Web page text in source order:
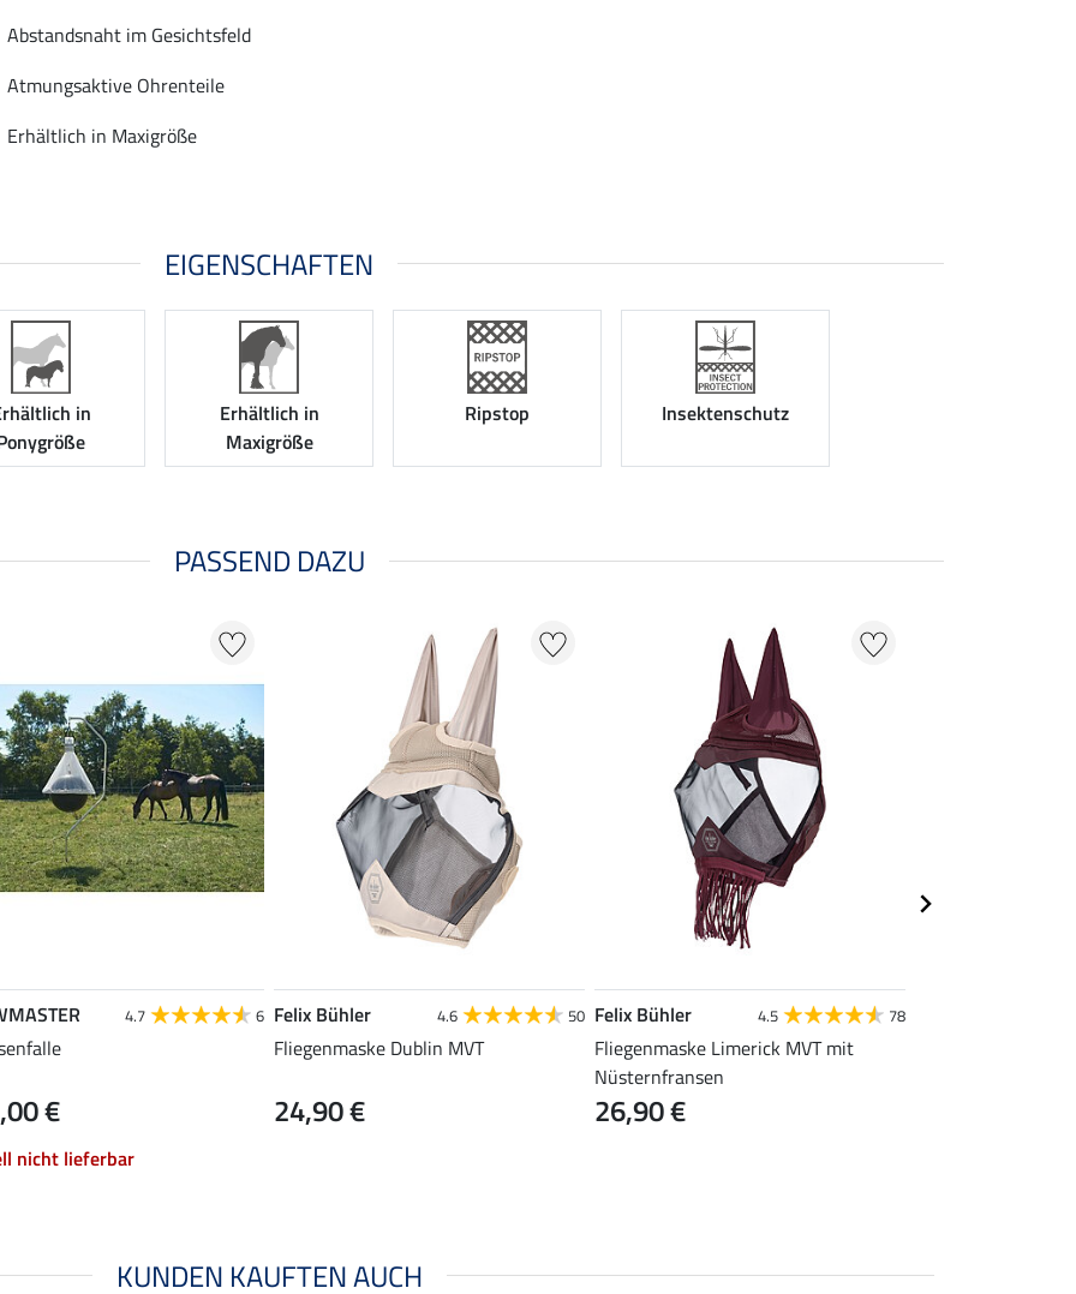
Abstandsnaht im Gesichtsfeld
Atmungsaktive Ohrenteile
Erhältlich in Maxigröße
EIGENSCHAFTEN
in
Erhältlich in
Maxigröße
Ripstop Insektenschutz
PASSEND DAZU
4.7 6
€
nicht lieferbar
Felix Bühler 4.6 50
Fliegenmaske Dublin MVT
24,90 €
Felix Bühler 4.5 78
Fliegenmaske Limerick MVT mit
Nüsternfransen
26,90 €
KUNDEN KAUFTEN AUCH